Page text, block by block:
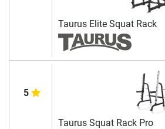
Taurus Elite Squat Rack
5
Taurus Squat Rack Pro